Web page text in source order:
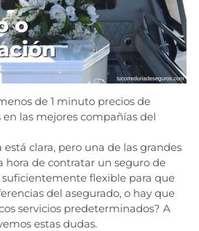
de 1 minuto precios de
en las mejores compañías del
clara, pero una de las grandes
hora de contratar un seguro de
suficientemente flexible para que
del asegurado, o hay que
servicios predeterminados? A
estas dudas.